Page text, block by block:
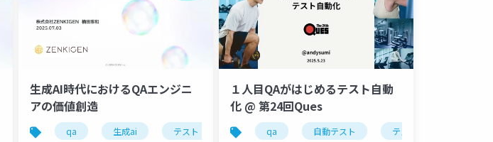
生成AI時代におけるQAエンジニ
アの価値創造
qa 生成ai テスト
１人目QAがはじめるテスト自動
化 @ 第24回Ques
qa 自動テスト テスト自動化